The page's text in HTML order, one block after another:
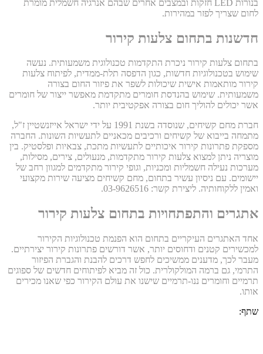
בנורות LED חזקות ובמצבים אחרים שבהם אנרגיה חשמלית מומרת
לחום שצריך לפזר במהירות.
חדשנות בתחום צלעות קירור
בתחום צלעות קירור ניכרת התקדמות טכנולוגית משמעותית. נעשה
שימוש בטכנולוגיות חדשות, כגון הדפסה תלת-ממדית, לפיתוח צלעות
קירור מותאמות אישית שיכולות לשפר את פיזור החום בצורה
משמעותית. שימוש בהנדסת חומרים מתקדמת מאפשר ייצור של חומרים
אשר יכולים להוליך חום בצורה אפקטיבית יותר.
חברת מחם קשיחים, שנוסדה בשנת 1991 על ידי ישראל אייזנשטיין ז"ל,
מתמחה בייבוא של קשיחים ורכיבים מכאניים לתעשיות השונות. החברה
מספקת פתרונות קירור איכותיים לתעשיות מתכת, צבאיות ופלסטיק. בין
מוצריה ניתן למצוא צלעות קירור מתקדמות, מנעולים, צירים, מסילות,
מערכות נעילה חשמליות ומכניות, וגופי קירור מתקדמים למגוון רחב של
יישומים. עם ניסיון עשיר בתחום, מחם קשיחים מציעה שירות מקצועי
ואמין ללקוחותיה. ליצירת קשר: 03-9626516.
אתגרים והתפתחויות בתחום צלעות קירור
אחד האתגרים העיקריים בתחום הוא הפנמת טכנולוגיות הקירור
למכשירים קטנים ודחוסים יותר, אשר דורשים פתרונות קירור יצירתיים.
מעבר לכך, מדענים ממשיכים לחפש דרכים להבנת והגברת הפיזור
התרמי, גם ברמה המולקולרית. כול זה מביא לפיתוחים חדשים של ספוגים
תרמיים וחומרים ננו-תרמיים שישנו את עולם הקירור כפי שאנו מכירים
אותו.
שתף: